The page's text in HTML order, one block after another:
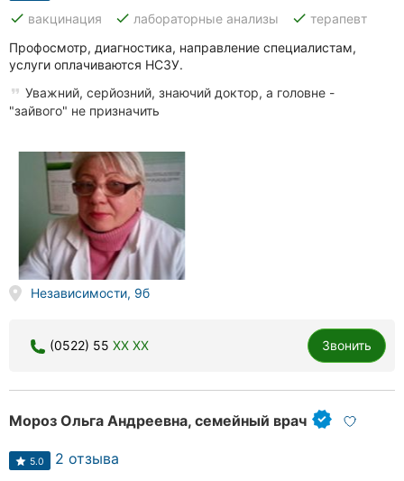
done вакцинация done лабораторные анализы done терапевт
Профосмотр, диагностика, направление специалистам,
услуги оплачиваются НСЗУ.
Уважний, серйозний, знаючий доктор, а головне -
"зайвого" не призначить
Независимости, 9б
(0522) 55 XX XX Звонить
Мороз Ольга Андреевна, семейный врач
5.0 2 отзыва